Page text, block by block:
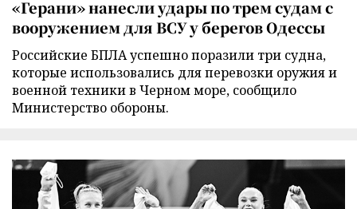
«Герани» нанесли удары по трем судам с
вооружением для ВСУ у берегов Одессы
Российские БПЛА успешно поразили три судна,
которые использовались для перевозки оружия и
военной техники в Черном море, сообщило
Министерство обороны.